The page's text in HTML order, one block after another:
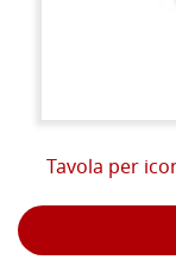
Tavola per